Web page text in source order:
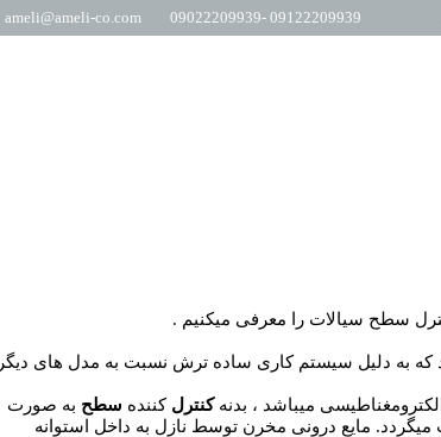
09122209939 -09022209939
ameli@ameli-co.com
سطح سیالات را معرفی میکنیم .
که به دلیل سیستم کاری ساده ترش نسبت به مدل های دیگر
میباشد ، بدنهکنترل کننده سطح به صورت
مایع درونی مخرن توسط نازل به داخل استوانه